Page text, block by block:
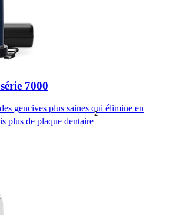
7000
gencives plus saines qui élimine en
plus de plaque dentaire
2